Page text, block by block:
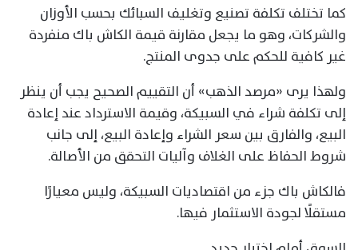
كما تختلف تكلفة تصنيع وتغليف السبائك بحسب الأوزان
والشركات، وهو ما يجعل مقارنة قيمة الكاش باك منفردة
غير كافية للحكم على جدوى المنتج.
ولهذا يرى «مرصد الذهب» أن التقييم الصحيح يجب أن ينظر
إلى تكلفة شراء في السبيكة، وقيمة الاسترداد عند إعادة
البيع، والفارق بين سعر الشراء وإعادة البيع، إلى جانب
شروط الحفاظ على الغلاف وآليات التحقق من الأصالة.
فالكاش باك جزء من اقتصاديات السبيكة، وليس معيارًا
مستقلًا لجودة الاستثمار فيها.